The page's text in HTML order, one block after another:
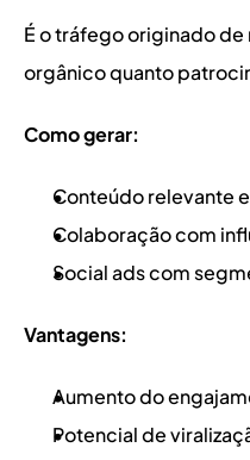
É o tráfego originado
orgânico quanto
Como gerar:
Conteúdo relevante
Colaboração com
Social ads com
Vantagens:
Aumento do
Potencial de